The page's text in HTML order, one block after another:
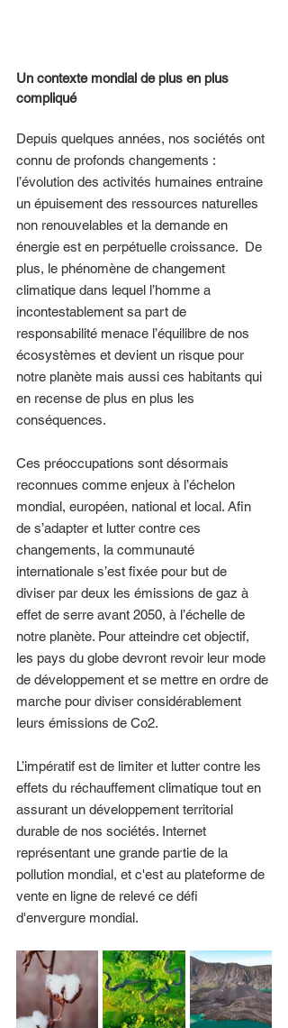
Un contexte mondial de plus en plus
compliqué
Depuis quelques années, nos sociétés ont
connu de profonds changements :
l’évolution des activités humaines entraine
un épuisement des ressources naturelles
non renouvelables et la demande en
énergie est en perpétuelle croissance.  De
plus, le phénomène de changement
climatique dans lequel l’homme a
incontestablement sa part de
responsabilité menace l’équilibre de nos
écosystèmes et devient un risque pour
notre planète mais aussi ces habitants qui
en recense de plus en plus les
conséquences.
Ces préoccupations sont désormais
reconnues comme enjeux à l’échelon
mondial, européen, national et local. Afin
de s’adapter et lutter contre ces
changements, la communauté
internationale s’est fixée pour but de
diviser par deux les émissions de gaz à
effet de serre avant 2050, à l’échelle de
notre planète. Pour atteindre cet objectif,
les pays du globe devront revoir leur mode
de développement et se mettre en ordre de
marche pour diviser considérablement
leurs émissions de Co2.
L’impératif est de limiter et lutter contre les
effets du réchauffement climatique tout en
assurant un développement territorial
durable de nos sociétés. Internet
représentant une grande partie de la
pollution mondial, et c'est au plateforme de
vente en ligne de relevé ce défi
d'envergure mondial.